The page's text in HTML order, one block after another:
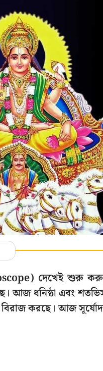
দেখেই শুরু
আজ ধনিষ্ঠা এবং
বিরাজ করছে। আজ